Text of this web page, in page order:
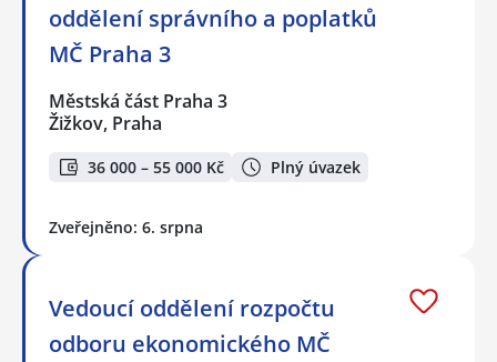
oddělení správního a poplatků
MČ Praha 3
Městská část Praha 3
Žižkov, Praha
36 000 – 55 000 Kč Plný úvazek
Zveřejněno: 6. srpna
Vedoucí oddělení rozpočtu
odboru ekonomického MČ